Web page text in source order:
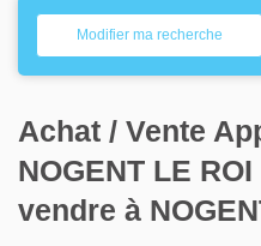
Vendre
Louer
Nos agences
Contact
Modifier ma recherche
Achat / Vente
NOGENT LE
vendre à